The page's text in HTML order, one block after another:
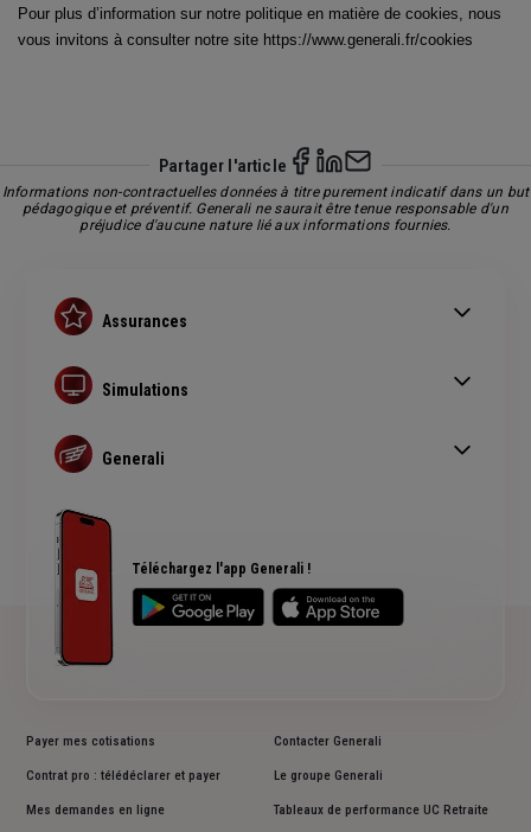
Pour plus d’information sur notre politique en matière de cookies, nous
vous invitons à consulter notre site https://www.generali.fr/cookies
Partager l'article
Informations non-contractuelles données à titre purement indicatif dans un but
pédagogique et préventif. Generali ne saurait être tenue responsable d'un
préjudice d'aucune nature lié aux informations fournies.
Téléchargez l'app Generali !
Assurances
Assurance habitation
Assurance prêt immobilier
Complémentaire santé senior
Simulations
Devis assurance habitation
Simulation assurance de prêt immobilier
Generali
Rendements fonds euros Generali
Accessibilité sourds et malentendants
Avis clients Generali
Payer mes cotisations
Contrat pro : télédéclarer et payer
Mes demandes en ligne
Contacter Generali
Le groupe Generali
Tableaux de performance UC Retraite